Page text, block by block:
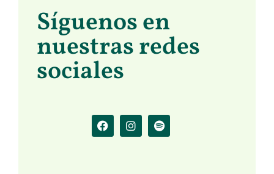
Síguenos en
nuestras redes
sociales